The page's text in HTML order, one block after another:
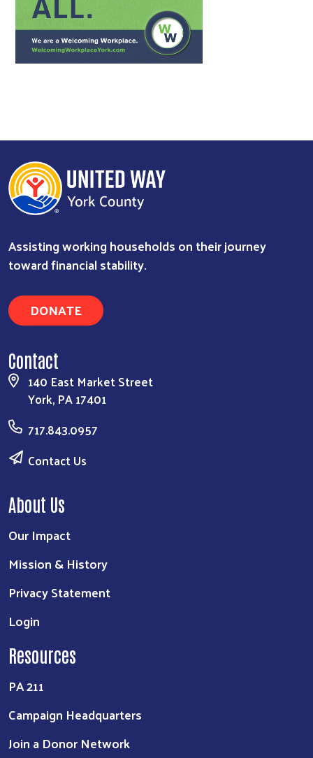
Assisting working households on their journey
toward financial stability.
DONATE
Contact
140 East Market Street
York, PA 17401
717.843.0957
Contact Us
About Us
Our Impact
Mission & History
Privacy Statement
Login
Resources
PA 211
Campaign Headquarters
Join a Donor Network